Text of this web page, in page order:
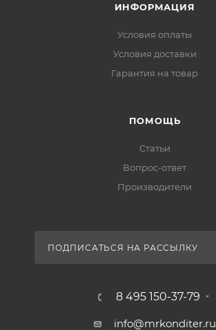
ИНФОРМАЦИЯ
Условия оплаты
Условия доставки
Гарантия на товар
ПОМОЩЬ
Статьи
Вопрос-ответ
Производители
ПОДПИСАТЬСЯ НА РАССЫЛКУ
8 495 150-37-79
info@mrkonditer.ru